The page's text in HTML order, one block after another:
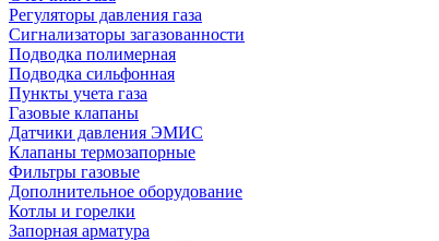
Регуляторы давления газа
Сигнализаторы загазованности
Подводка полимерная
Подводка сильфонная
Пункты учета газа
Газовые клапаны
Датчики давления ЭМИС
Клапаны термозапорные
Фильтры газовые
Дополнительное оборудование
Котлы и горелки
Запорная арматура